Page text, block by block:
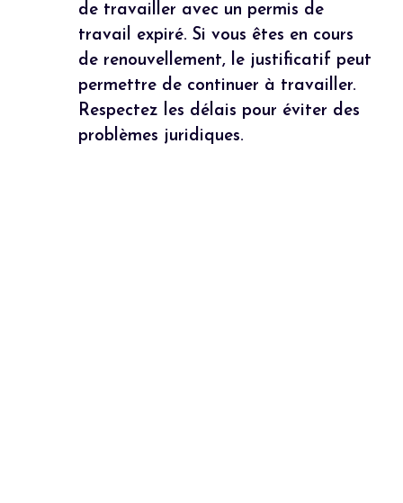
de travailler avec un permis de
travail expiré. Si vous êtes en cours
de renouvellement, le justificatif peut
permettre de continuer à travailler.
Respectez les délais pour éviter des
problèmes juridiques.